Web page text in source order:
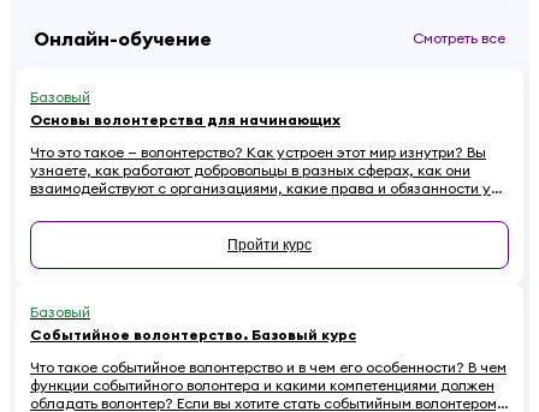
Онлайн-обучение Смотреть все
Базовый
Основы волонтерства для начинающих
Что это такое — волонтерство? Как устроен этот мир изнутри? Вы
узнаете, как работают добровольцы в разных сферах, как они
взаимодействуют с организациями, какие права и обязанности у
распространенных ошибок.
Пройти курс
Базовый
Событийное волонтерство. Базовый курс
Что такое событийное волонтерство и в чем его особенности? В чем
функции событийного волонтера и какими компетенциями должен
обладать волонтер? Если вы хотите стать событийным волонтером,